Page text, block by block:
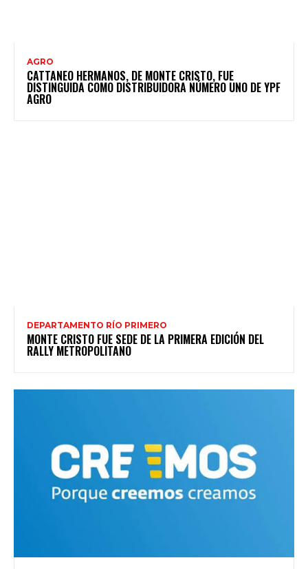
AGRO
CATTANEO HERMANOS, DE MONTE CRISTO, FUE
DISTINGUIDA COMO DISTRIBUIDORA NÚMERO UNO DE YPF
AGRO
DEPARTAMENTO RÍO PRIMERO
MONTE CRISTO FUE SEDE DE LA PRIMERA EDICIÓN DEL
RALLY METROPOLITANO